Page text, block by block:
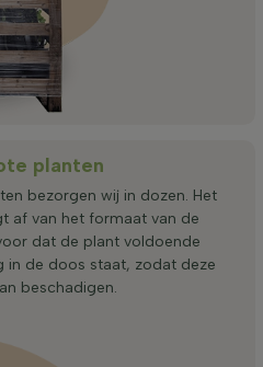
planten
bezorgen wij in dozen. Het
af van het formaat van de
dat de plant voldoende
in de doos staat, zodat deze
beschadigen.